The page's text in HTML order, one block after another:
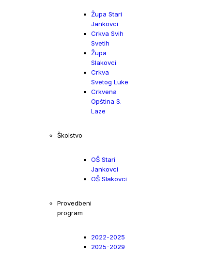
Župa Stari
Jankovci
Crkva Svih
Svetih
Župa
Slakovci
Crkva
Svetog Luke
Crkvena
Opština S.
Laze
Školstvo
OŠ Stari
Jankovci
OŠ Slakovci
Provedbeni
program
2022-2025
2025-2029